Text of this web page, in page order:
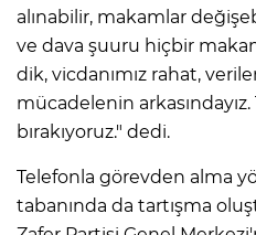
alınabilir, makamlar
ve dava şuuru hiçbir
dik, vicdanımız rahat,
mücadelenin
bırakıyoruz." dedi.
Telefonla görevden alma
tabanında da tartışma